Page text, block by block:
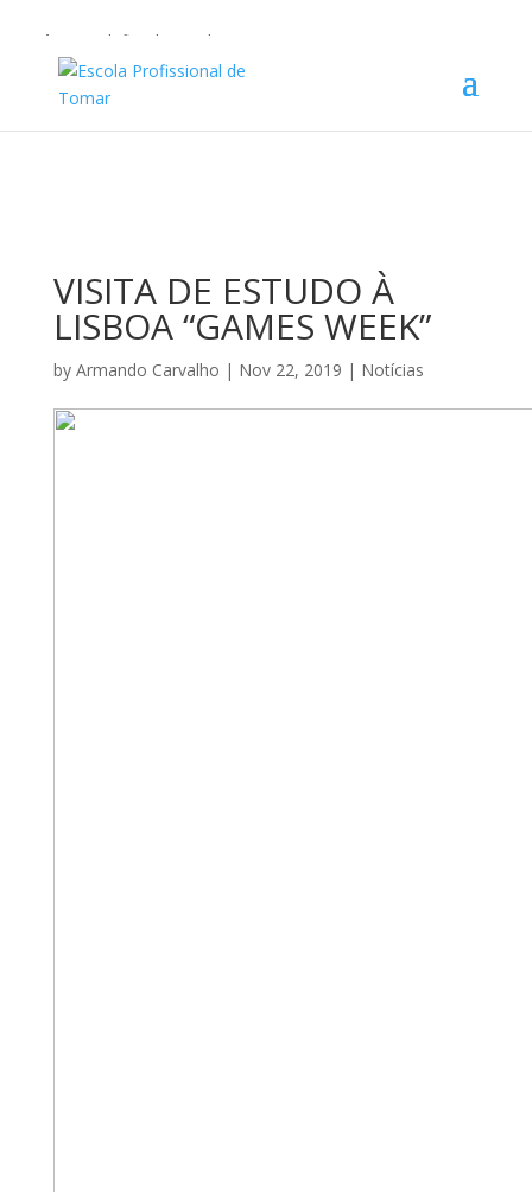
Warning
: Undefined array key 1 in
/home/escolaprofission/public_html/wp-content/plugins/wp-
private-content-pro/lib/Drewm/MailChimp.php
35
VISITA DE ESTUDO À
LISBOA “GAMES WEEK”
by Armando Carvalho | Nov 22, 2019 | Notícias